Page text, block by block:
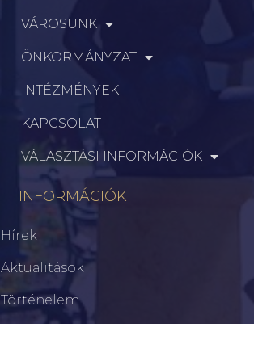
VÁROSUNK
ÖNKORMÁNYZAT
INTÉZMÉNYEK
KAPCSOLAT
VÁLASZTÁSI INFORMÁCIÓK
INFORMÁCIÓK
Hírek
Aktualitások
Történelem